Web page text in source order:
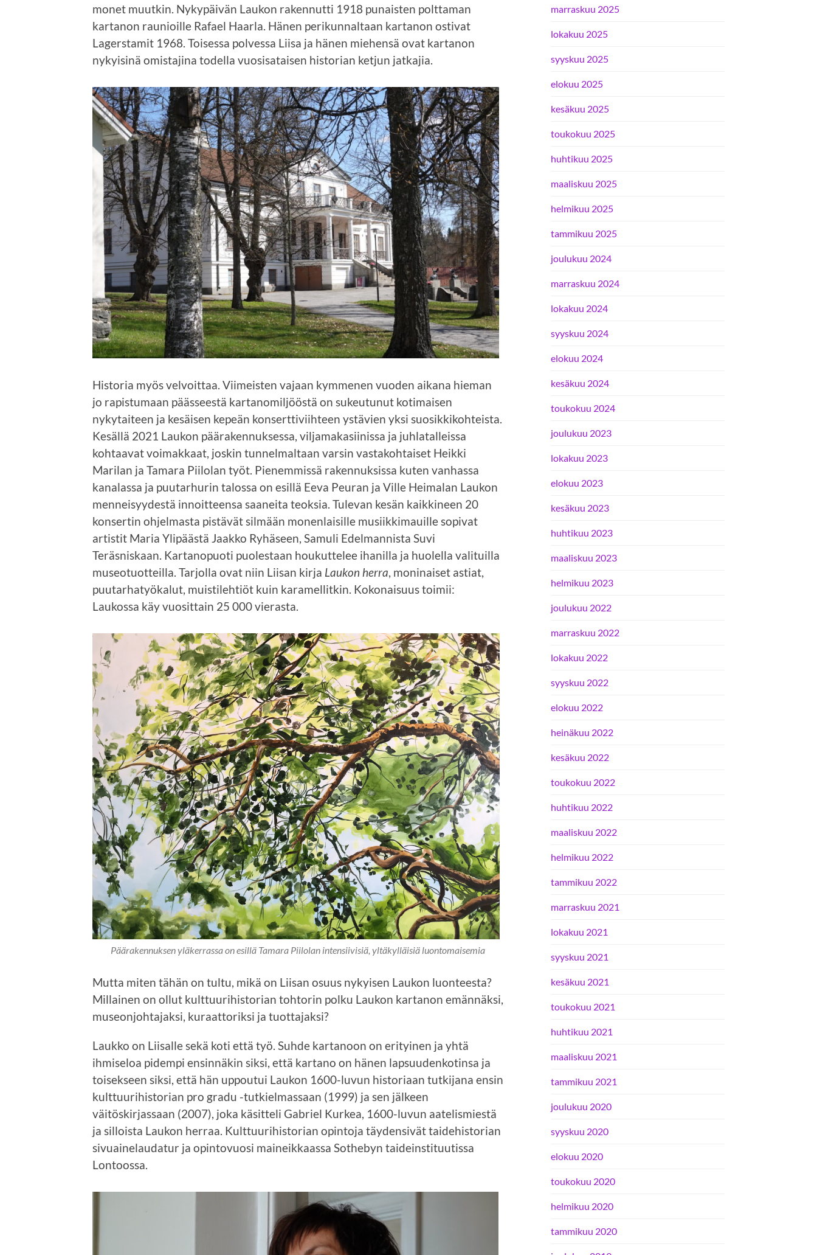
monet muutkin. Nykypäivän Laukon rakennutti 1918 punaisten polttaman
kartanon raunioille Rafael Haarla. Hänen perikunnaltaan kartanon ostivat
Lagerstamit 1968. Toisessa polvessa Liisa ja hänen miehensä ovat kartanon
nykyisinä omistajina todella vuosisataisen historian ketjun jatkajia.
Historia myös velvoittaa. Viimeisten vajaan kymmenen vuoden aikana hieman
jo rapistumaan päässeestä kartanomiljööstä on sukeutunut kotimaisen
nykytaiteen ja kesäisen kepeän konserttiviihteen ystävien yksi suosikkikohteista.
Kesällä 2021 Laukon päärakennuksessa, viljamakasiinissa ja juhlatalleissa
kohtaavat voimakkaat, joskin tunnelmaltaan varsin vastakohtaiset Heikki
Marilan ja Tamara Piilolan työt. Pienemmissä rakennuksissa kuten vanhassa
kanalassa ja puutarhurin talossa on esillä Eeva Peuran ja Ville Heimalan Laukon
menneisyydestä innoitteensa saaneita teoksia. Tulevan kesän kaikkineen 20
konsertin ohjelmasta pistävät silmään monenlaisille musiikkimauille sopivat
artistit Maria Ylipäästä Jaakko Ryhäseen, Samuli Edelmannista Suvi
Teräsniskaan. Kartanopuoti puolestaan houkuttelee ihanilla ja huolella valituilla
museotuotteilla. Tarjolla ovat niin Liisan kirja Laukon herra, moninaiset astiat,
puutarhatyökalut, muistilehtiöt kuin karamellitkin. Kokonaisuus toimii:
Laukossa käy vuosittain 25 000 vierasta.
Päärakennuksen yläkerrassa on esillä Tamara Piilolan intensiivisiä, yltäkylläisiä luontomaisemia
Mutta miten tähän on tultu, mikä on Liisan osuus nykyisen Laukon luonteesta?
Millainen on ollut kulttuurihistorian tohtorin polku Laukon kartanon emännäksi,
museonjohtajaksi, kuraattoriksi ja tuottajaksi?
Laukko on Liisalle sekä koti että työ. Suhde kartanoon on erityinen ja yhtä
ihmiseloa pidempi ensinnäkin siksi, että kartano on hänen lapsuudenkotinsa ja
toisekseen siksi, että hän uppoutui Laukon 1600-luvun historiaan tutkijana ensin
kulttuurihistorian pro gradu -tutkielmassaan (1999) ja sen jälkeen
väitöskirjassaan (2007), joka käsitteli Gabriel Kurkea, 1600-luvun aatelismiestä
ja silloista Laukon herraa. Kulttuurihistorian opintoja täydensivät taidehistorian
sivuainelaudatur ja opintovuosi maineikkaassa Sothebyn taideinstituutissa
Lontoossa.
marraskuu 2025
lokakuu 2025
syyskuu 2025
elokuu 2025
kesäkuu 2025
toukokuu 2025
huhtikuu 2025
maaliskuu 2025
helmikuu 2025
tammikuu 2025
joulukuu 2024
marraskuu 2024
lokakuu 2024
syyskuu 2024
elokuu 2024
kesäkuu 2024
toukokuu 2024
joulukuu 2023
lokakuu 2023
elokuu 2023
kesäkuu 2023
huhtikuu 2023
maaliskuu 2023
helmikuu 2023
joulukuu 2022
marraskuu 2022
lokakuu 2022
syyskuu 2022
elokuu 2022
heinäkuu 2022
kesäkuu 2022
toukokuu 2022
huhtikuu 2022
maaliskuu 2022
helmikuu 2022
tammikuu 2022
marraskuu 2021
lokakuu 2021
syyskuu 2021
kesäkuu 2021
toukokuu 2021
huhtikuu 2021
maaliskuu 2021
tammikuu 2021
joulukuu 2020
syyskuu 2020
elokuu 2020
toukokuu 2020
helmikuu 2020
tammikuu 2020